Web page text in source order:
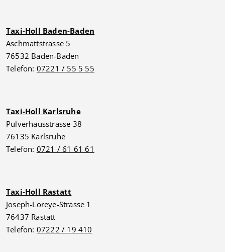
Taxi-Holl Baden-Baden
Aschmattstrasse 5
76532 Baden-Baden
Telefon: 07221 / 55 5 55
Taxi-Holl Karlsruhe
Pulverhausstrasse 38
76135 Karlsruhe
Telefon: 0721 / 61 61 61
Taxi-Holl Rastatt
Joseph-Loreye-Strasse 1
76437 Rastatt
Telefon: 07222 / 19 410